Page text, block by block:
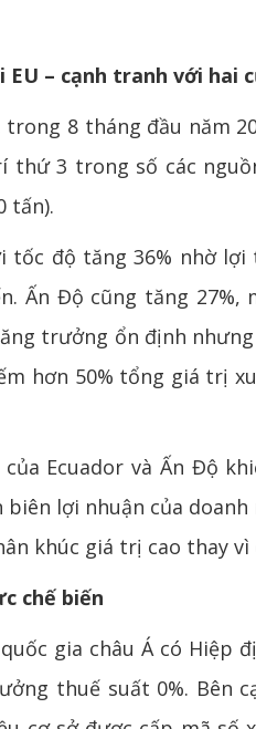
– cạnh tranh với hai
8 tháng đầu năm
thứ 3 trong số các
tấn).
tốc độ tăng 36% nhờ
Ấn Độ cũng tăng
trưởng ổn định
hơn 50% tổng giá trị
Ecuador và Ấn Độ
lợi nhuận của
khúc giá trị cao thay
chế biến
gia châu Á có Hiệp
thuế suất 0%. Bên